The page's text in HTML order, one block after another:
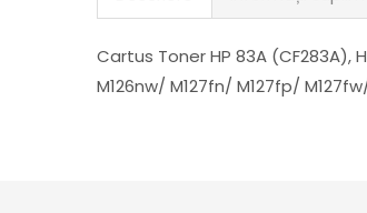
Cartus Toner HP 83A (CF283A),
M126nw/ M127fn/ M127fp/